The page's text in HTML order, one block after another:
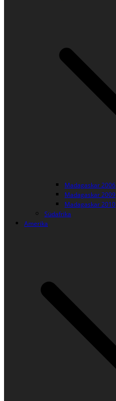
Madagaskar 2006
Madagaskar 2009
Madagaskar 2010
Südafrika
Amerika